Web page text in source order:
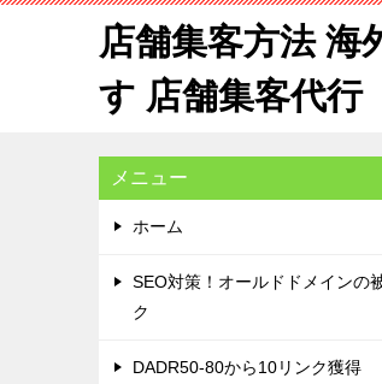
店舗集客方法 海
す 店舗集客代行
メニュー
ホーム
SEO対策！オールドドメインの
ク
DADR50-80から10リンク獲得